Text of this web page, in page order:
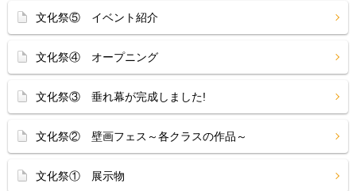
文化祭⑤ イベント紹介
文化祭④ オープニング
文化祭③ 垂れ幕が完成しました!
文化祭② 壁画フェス～各クラスの作品～
文化祭① 展示物